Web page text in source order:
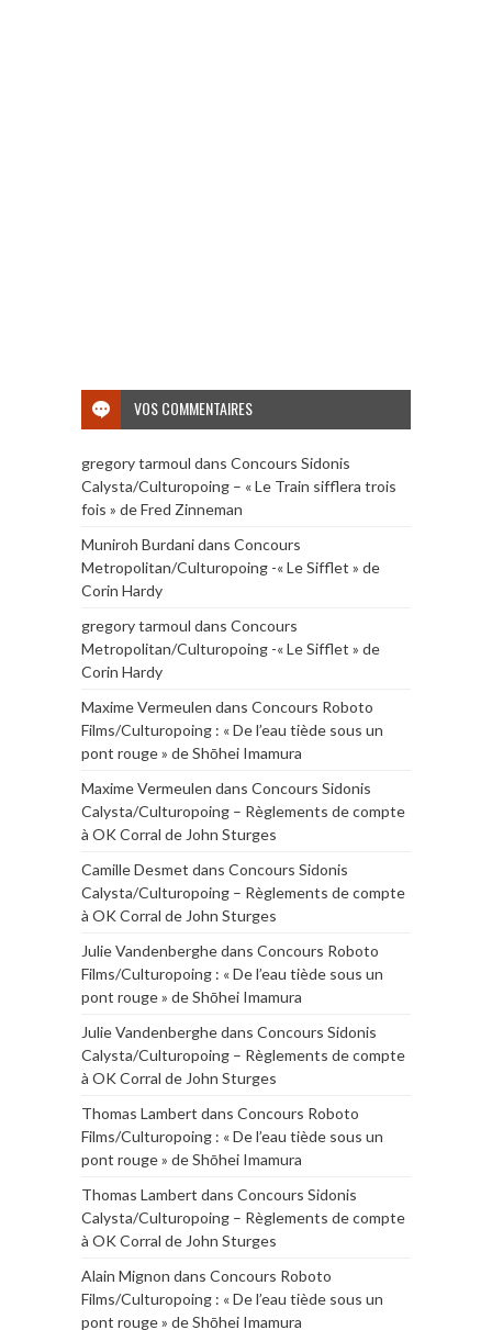
VOS COMMENTAIRES
gregory tarmoul dans Concours Sidonis
Calysta/Culturopoing – « Le Train sifflera trois
fois » de Fred Zinneman
Muniroh Burdanidans Concours
Metropolitan/Culturopoing -« Le Sifflet » de
Corin Hardy
gregory tarmoul dans Concours
Metropolitan/Culturopoing -« Le Sifflet » de
Corin Hardy
Maxime Vermeulen dans Concours Roboto
Films/Culturopoing : « De l’eau tiède sous un
pont rouge » de Shōhei Imamura
Maxime Vermeulen dans Concours Sidonis
Calysta/Culturopoing – Règlements de compte
à OK Corral de John Sturges
Camille Desmet dans Concours Sidonis
Calysta/Culturopoing – Règlements de compte
à OK Corral de John Sturges
Julie Vandenberghedans Concours Roboto
Films/Culturopoing : « De l’eau tiède sous un
pont rouge » de Shōhei Imamura
Julie Vandenberghedans Concours Sidonis
Calysta/Culturopoing – Règlements de compte
à OK Corral de John Sturges
Thomas Lambert dans Concours Roboto
Films/Culturopoing : « De l’eau tiède sous un
pont rouge » de Shōhei Imamura
Thomas Lambert dans Concours Sidonis
Calysta/Culturopoing – Règlements de compte
à OK Corral de John Sturges
Alain Mignon dans Concours Roboto
Films/Culturopoing : « De l’eau tiède sous un
pont rouge » de Shōhei Imamura